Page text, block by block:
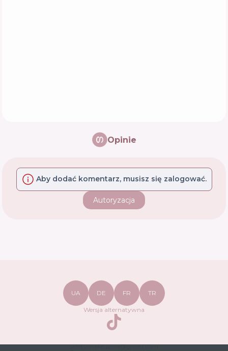
Opinie
Aby dodać komentarz, musisz się zalogować.
Autoryzacja
UA DE FR TR
Wersja alternatywna
TikTok
safetymakeupua@gmail.com